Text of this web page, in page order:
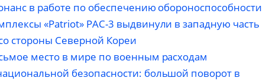
в работе по обеспечению обороноспособности
«Patriot» PAC-3 выдвинули в западную часть
стороны Северной Кореи
место в мире по военным расходам
безопасности: большой поворот в